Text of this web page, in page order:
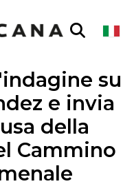
su
e invia
della
Cammino